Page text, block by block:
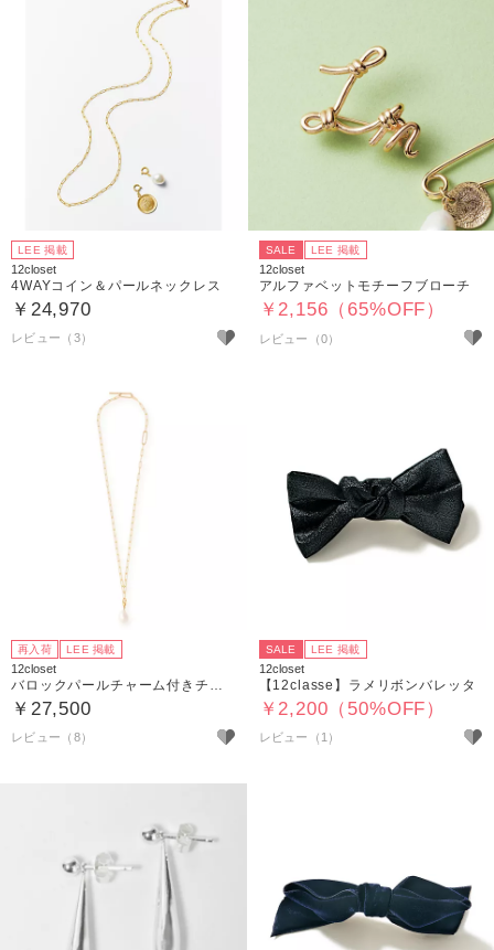
LEE 掲載
12closet
4WAYコイン＆パールネックレス
￥24,970
レビュー（3）
SALE LEE 掲載
12closet
アルファベットモチーフブローチ
￥2,156（65%OFF）
再入荷 LEE 掲載
12closet
バロックパールチャーム付きチェーンネックレス
￥27,500
レビュー（8）
SALE LEE 掲載
12closet
【12classe】ラメリボンバレッタ
￥2,200（50%OFF）
レビュー（1）